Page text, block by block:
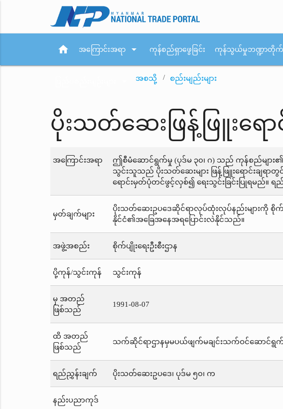
home အကြောင်းအရာ arrow_drop_down ကုန်စည်ရှာဖွေခြင်း ကုန်သွယ်မှုဘဏ္ဍာတိုက်
အစသို့ စည်းမျည်းများ
ပိုးသတ်ဆေးဖြန့်ဖြူးရောင်
အကြောင်းအရာ
ဤစီမံဆောင်ရွက်မှု (ပုဒ်မ ၃၀၊ ဂ) သည် ကုန်စည်များ
သွင်းသူသည် ပိုးသတ်ဆေးများ ဖြန့်ဖြူးရောင်းချရာတွ
ရောင်းမှတ်ပုံတင်ဖွင့်လှစ်၍ ရေးသွင်းခြင်းပြုရမည်။
မှတ်ချက်များ
ပိုးသတ်ဆေးဥပဒေဆိုင်ရာလုပ်ထုံးလုပ်နည်းများကို စိုက်
နိုင်ငံ၏အခြေအနေအရပြောင်းလဲနိုင်သည်။
အဖွဲ့အစည်း စိုက်ပျိုးရေးဦးစီးဌာန
ပို့ကုန်/သွင်းကုန် သွင်းကုန်
မှ အတည်
ဖြစ်သည်
1991-08-07
ထိ အတည်
ဖြစ်သည်
သက်ဆိုင်ရာဌာနမှမပယ်ဖျက်မချင်းသက်ဝင်ဆောင်ရွ
ရည်ညွှန်းချက် ပိုးသတ်ဆေးဥပဒေ၊ ပုဒ်မ ၅၀၊ က
နည်းပညာကုဒ်